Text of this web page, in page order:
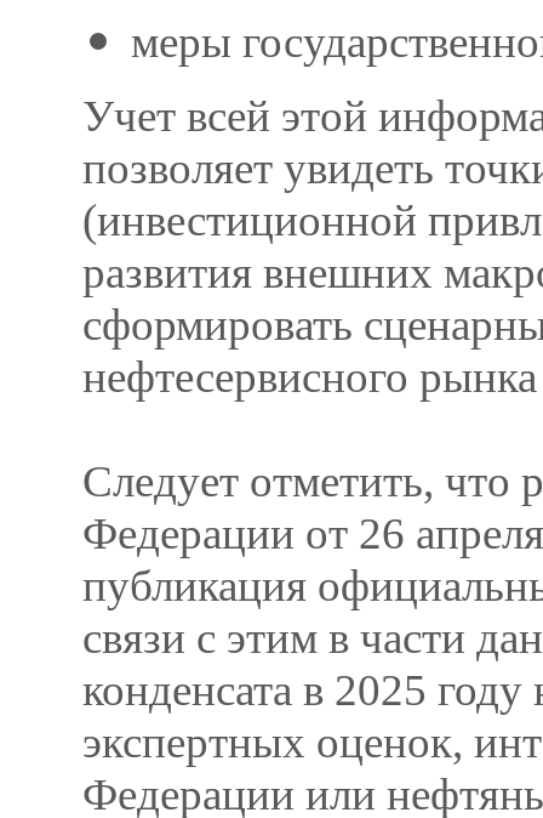
меры
Учет всей этой
позволяет увидеть
(инвестиционной
развития внешних
сформировать
нефтесервисного
Следует отметить, что
Федерации от 26
публикация
связи с этим в части
конденсата в 2025
экспертных оценок,
Федерации или